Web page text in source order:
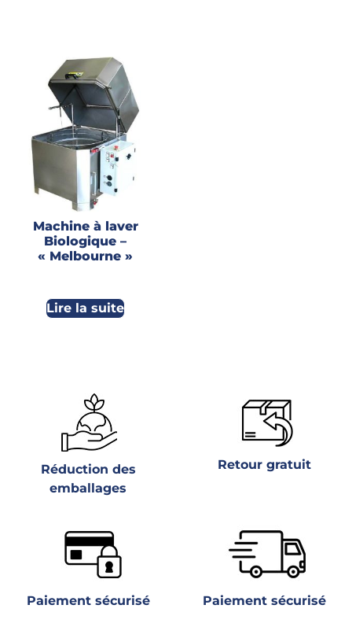
Machine à laver
Biologique –
« Melbourne »
Lire la suite
Réduction des
emballages
Retour gratuit
Paiement sécurisé Paiement sécurisé